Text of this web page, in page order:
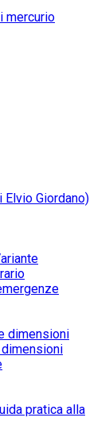
mercurio
Giordano)
dimensioni
pratica alla